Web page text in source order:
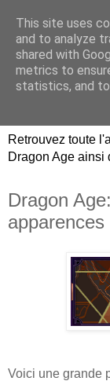
Dragon
les
Retrouvez toute
Dragon Age ainsi
Dragon
Voici une grande
This site uses
and to analyze
shared with
metrics to
statistics, and